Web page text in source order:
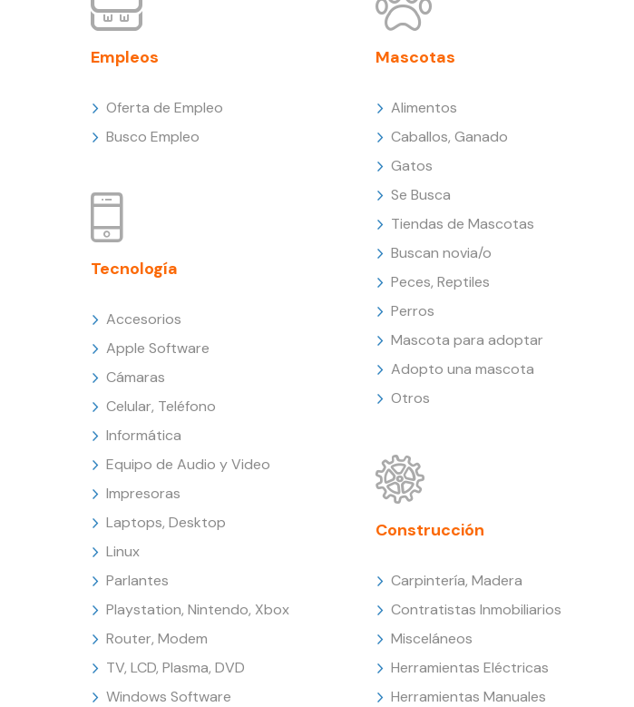
Empleos
Oferta de Empleo
Busco Empleo
Tecnología
Accesorios
Apple Software
Cámaras
Celular, Teléfono
Informática
Equipo de Audio y Video
Impresoras
Laptops, Desktop
Linux
Parlantes
Playstation, Nintendo, Xbox
Router, Modem
TV, LCD, Plasma, DVD
Windows Software
Mascotas
Alimentos
Caballos, Ganado
Gatos
Se Busca
Tiendas de Mascotas
Buscan novia/o
Peces, Reptiles
Perros
Mascota para adoptar
Adopto una mascota
Otros
Construcción
Carpintería, Madera
Contratistas Inmobiliarios
Misceláneos
Herramientas Eléctricas
Herramientas Manuales